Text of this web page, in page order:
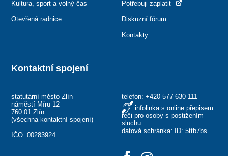
Kontaktní spojení
statutární město Zlín
náměstí Míru 12
760 01 Zlín
(všechna kontaktní spojení)
IČO: 00283924
telefon: +420 577 630 111
infolinka s online přepisem
řeči pro osoby s postižením
sluchu
datová schránka: ID: 5ttb7bs
Kultura, sport a volný čas
Otevřená radnice
Potřebuji zaplatit
Diskuzní fórum
Kontakty